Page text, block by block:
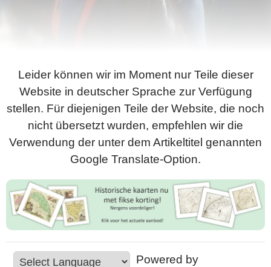
Leider können wir im Moment nur Teile dieser
Website in deutscher Sprache zur Verfügung
stellen. Für diejenigen Teile der Website, die noch
nicht übersetzt wurden, empfehlen wir die
Verwendung der unter dem Artikeltitel genannten
Google Translate-Option.
Powered by